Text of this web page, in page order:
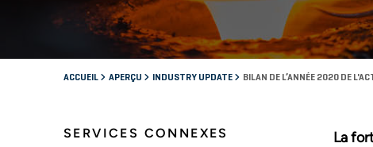
ACCUEIL APERÇU INDUSTRY UPDATE BILAN DE L’ANNÉE 2020 DE
SERVICES CONNEXES La